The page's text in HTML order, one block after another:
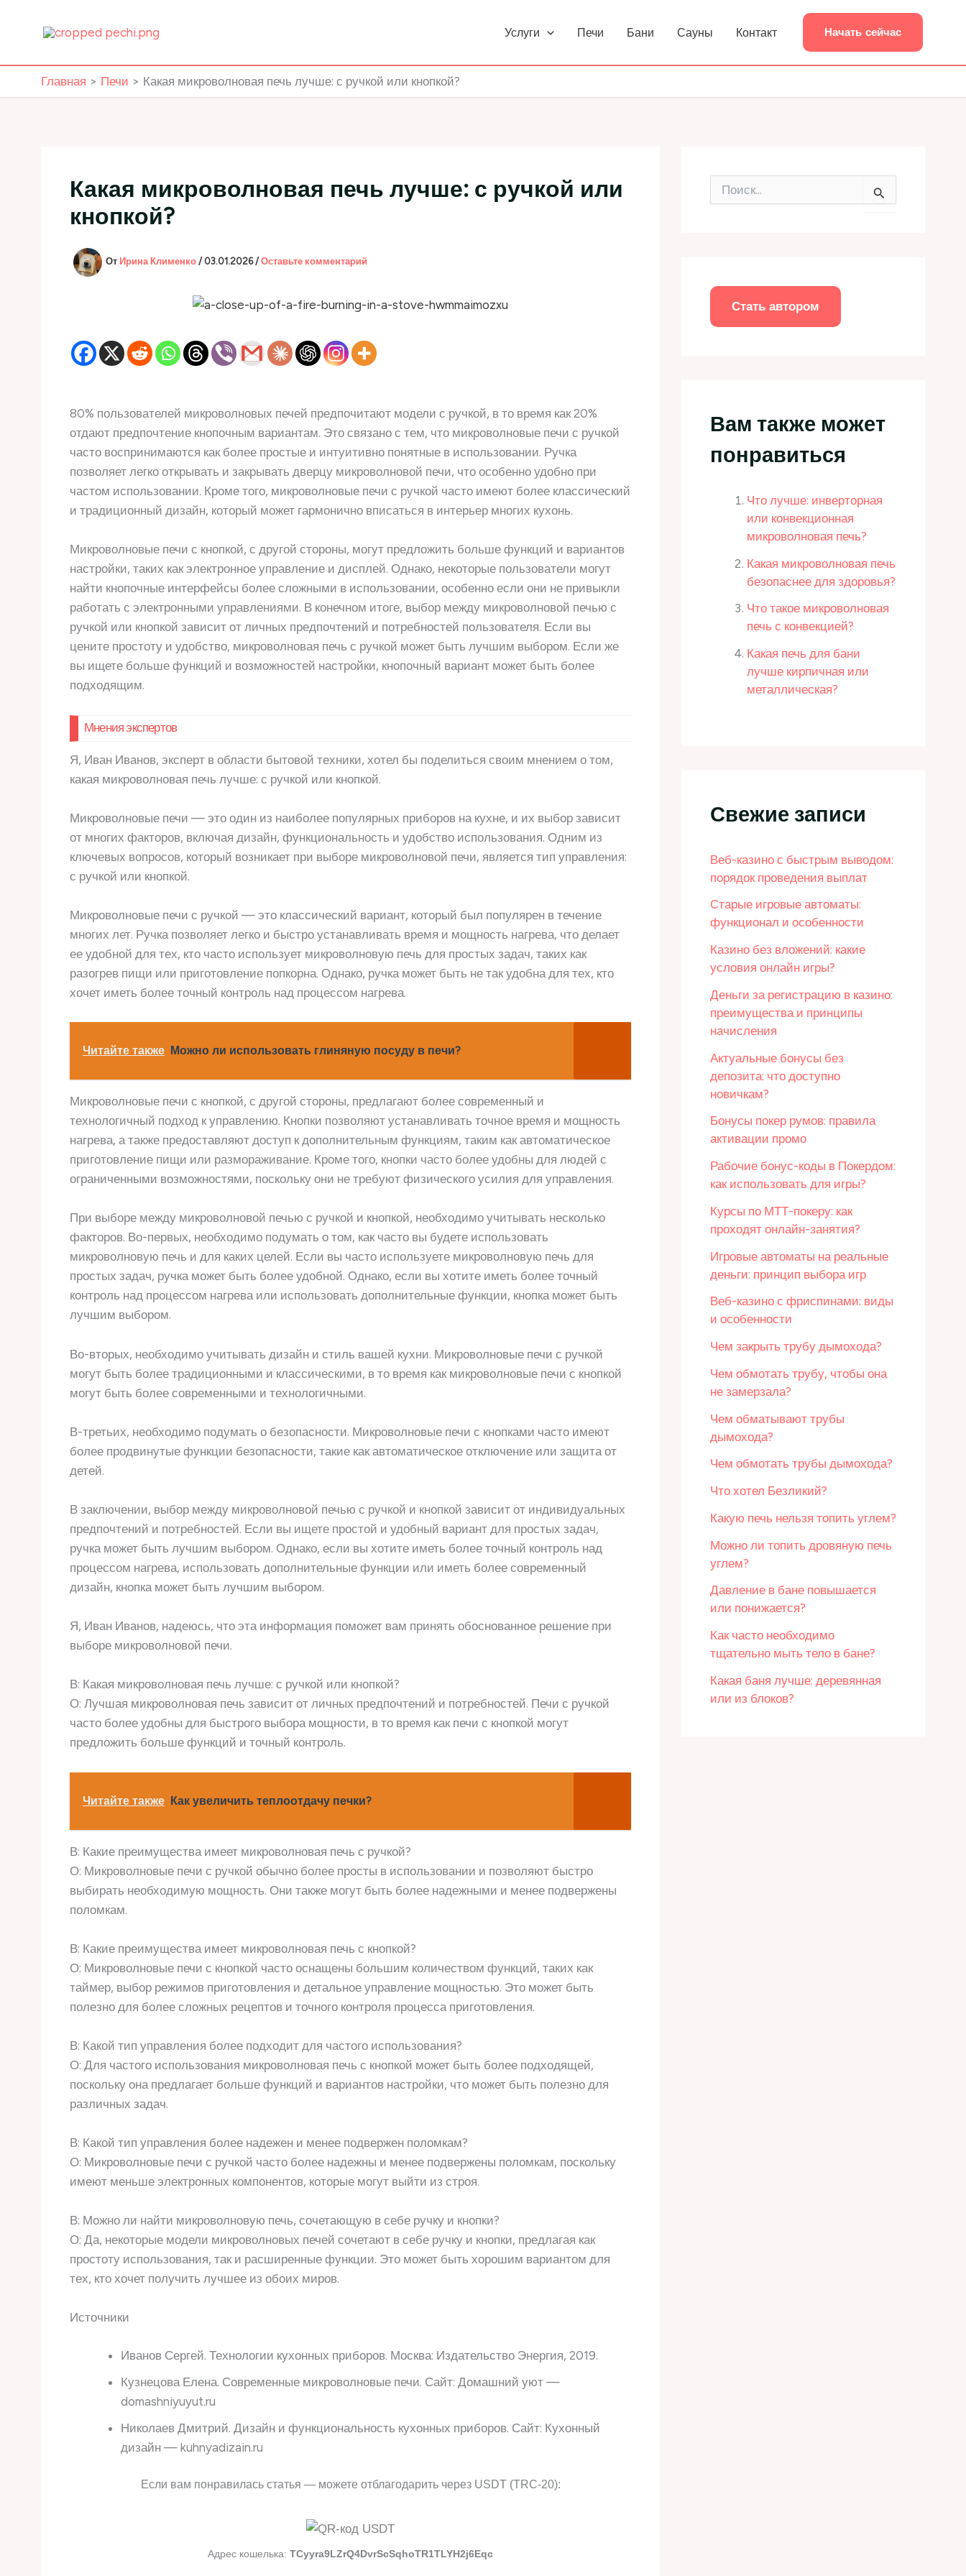
Услуги Печи Бани Сауны Контакт Начать сейчас
Главная Печи Какая микроволновая печь лучше: с ручкой или кнопкой?
Какая микроволновая печь лучше: с ручкой или
кнопкой?
От Ирина Клименко / 03.01.2026/ Оставьте комментарий
80% пользователей микроволновых печей предпочитают модели с ручкой, в то время как 20%
отдают предпочтение кнопочным вариантам. Это связано с тем, что микроволновые печи с ручкой
часто воспринимаются как более простые и интуитивно понятные в использовании. Ручка
позволяет легко открывать и закрывать дверцу микроволновой печи, что особенно удобно при
частом использовании. Кроме того, микроволновые печи с ручкой часто имеют более классический
и традиционный дизайн, который может гармонично вписаться в интерьер многих кухонь.
Микроволновые печи с кнопкой, с другой стороны, могут предложить больше функций и вариантов
настройки, таких как электронное управление и дисплей. Однако, некоторые пользователи могут
найти кнопочные интерфейсы более сложными в использовании, особенно если они не привыкли
работать с электронными управлениями. В конечном итоге, выбор между микроволновой печью с
ручкой или кнопкой зависит от личных предпочтений и потребностей пользователя. Если вы
цените простоту и удобство, микроволновая печь с ручкой может быть лучшим выбором. Если же
вы ищете больше функций и возможностей настройки, кнопочный вариант может быть более
подходящим.
Мнения экспертов
Я, Иван Иванов, эксперт в области бытовой техники, хотел бы поделиться своим мнением о том,
какая микроволновая печь лучше: с ручкой или кнопкой.
Микроволновые печи — это один из наиболее популярных приборов на кухне, и их выбор зависит
от многих факторов, включая дизайн, функциональность и удобство использования. Одним из
ключевых вопросов, который возникает при выборе микроволновой печи, является тип управления:
с ручкой или кнопкой.
Микроволновые печи с ручкой — это классический вариант, который был популярен в течение
многих лет. Ручка позволяет легко и быстро устанавливать время и мощность нагрева, что делает
ее удобной для тех, кто часто использует микроволновую печь для простых задач, таких как
разогрев пищи или приготовление попкорна. Однако, ручка может быть не так удобна для тех, кто
хочет иметь более точный контроль над процессом нагрева.
Читайте также Можно ли использовать глиняную посуду в печи?
Микроволновые печи с кнопкой, с другой стороны, предлагают более современный и
технологичный подход к управлению. Кнопки позволяют устанавливать точное время и мощность
нагрева, а также предоставляют доступ к дополнительным функциям, таким как автоматическое
приготовление пищи или размораживание. Кроме того, кнопки часто более удобны для людей с
ограниченными возможностями, поскольку они не требуют физического усилия для управления.
При выборе между микроволновой печью с ручкой и кнопкой, необходимо учитывать несколько
факторов. Во-первых, необходимо подумать о том, как часто вы будете использовать
микроволновую печь и для каких целей. Если вы часто используете микроволновую печь для
простых задач, ручка может быть более удобной. Однако, если вы хотите иметь более точный
контроль над процессом нагрева или использовать дополнительные функции, кнопка может быть
лучшим выбором.
Во-вторых, необходимо учитывать дизайн и стиль вашей кухни. Микроволновые печи с ручкой
могут быть более традиционными и классическими, в то время как микроволновые печи с кнопкой
могут быть более современными и технологичными.
В-третьих, необходимо подумать о безопасности. Микроволновые печи с кнопками часто имеют
более продвинутые функции безопасности, такие как автоматическое отключение или защита от
детей.
В заключении, выбор между микроволновой печью с ручкой и кнопкой зависит от индивидуальных
предпочтений и потребностей. Если вы ищете простой и удобный вариант для простых задач,
ручка может быть лучшим выбором. Однако, если вы хотите иметь более точный контроль над
процессом нагрева, использовать дополнительные функции или иметь более современный
дизайн, кнопка может быть лучшим выбором.
Я, Иван Иванов, надеюсь, что эта информация поможет вам принять обоснованное решение при
выборе микроволновой печи.
В: Какая микроволновая печь лучше: с ручкой или кнопкой?
О: Лучшая микроволновая печь зависит от личных предпочтений и потребностей. Печи с ручкой
часто более удобны для быстрого выбора мощности, в то время как печи с кнопкой могут
предложить больше функций и точный контроль.
Читайте также Как увеличить теплоотдачу печки?
В: Какие преимущества имеет микроволновая печь с ручкой?
О: Микроволновые печи с ручкой обычно более просты в использовании и позволяют быстро
выбирать необходимую мощность. Они также могут быть более надежными и менее подвержены
поломкам.
В: Какие преимущества имеет микроволновая печь с кнопкой?
О: Микроволновые печи с кнопкой часто оснащены большим количеством функций, таких как
таймер, выбор режимов приготовления и детальное управление мощностью. Это может быть
полезно для более сложных рецептов и точного контроля процесса приготовления.
В: Какой тип управления более подходит для частого использования?
О: Для частого использования микроволновая печь с кнопкой может быть более подходящей,
поскольку она предлагает больше функций и вариантов настройки, что может быть полезно для
различных задач.
В: Какой тип управления более надежен и менее подвержен поломкам?
О: Микроволновые печи с ручкой часто более надежны и менее подвержены поломкам, поскольку
имеют меньше электронных компонентов, которые могут выйти из строя.
В: Можно ли найти микроволновую печь, сочетающую в себе ручку и кнопки?
О: Да, некоторые модели микроволновых печей сочетают в себе ручку и кнопки, предлагая как
простоту использования, так и расширенные функции. Это может быть хорошим вариантом для
тех, кто хочет получить лучшее из обоих миров.
Источники
Иванов Сергей. Технологии кухонных приборов. Москва: Издательство Энергия, 2019.
Кузнецова Елена. Современные микроволновые печи. Сайт: Домашний уют —
domashniyuyut.ru
Николаев Дмитрий. Дизайн и функциональность кухонных приборов. Сайт: Кухонный
дизайн — kuhnyadizain.ru
Если вам понравилась статья — можете отблагодарить через USDT (TRC-20):
Адрес кошелька: TCyyra9LZrQ4DvrScSqhoTR1TLYH2j6Eqc
Стать автором
Вам также может
понравиться
Что лучше: инверторная
или конвекционная
микроволновая печь?
Какая микроволновая печь
безопаснее для здоровья?
Что такое микроволновая
печь с конвекцией?
Какая печь для бани
лучше кирпичная или
металлическая?
Свежие записи
Веб-казино с быстрым выводом:
порядок проведения выплат
Старые игровые автоматы:
функционал и особенности
Казино без вложений: какие
условия онлайн игры?
Деньги за регистрацию в казино:
преимущества и принципы
начисления
Актуальные бонусы без
депозита: что доступно
новичкам?
Бонусы покер румов: правила
активации промо
Рабочие бонус-коды в Покердом:
как использовать для игры?
Курсы по МТТ-покеру: как
проходят онлайн-занятия?
Игровые автоматы на реальные
деньги: принцип выбора игр
Веб-казино с фриспинами: виды
и особенности
Чем закрыть трубу дымохода?
Чем обмотать трубу, чтобы она
не замерзала?
Чем обматывают трубы
дымохода?
Чем обмотать трубы дымохода?
Что хотел Безликий?
Какую печь нельзя топить углем?
Можно ли топить дровяную печь
углем?
Давление в бане повышается
или понижается?
Как часто необходимо
тщательно мыть тело в бане?
Какая баня лучше: деревянная
или из блоков?